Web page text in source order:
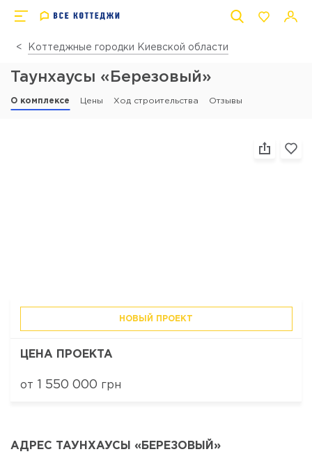
Коттеджные городки Киевской области
Таунхаусы «Березовый»
О комплексе Цены Ход строительства Отзывы
НОВЫЙ ПРОЕКТ
ЦЕНА ПРОЕКТА
от 1 550 000 грн
АДРЕС ТАУНХАУСЫ «БЕРЕЗОВЫЙ»